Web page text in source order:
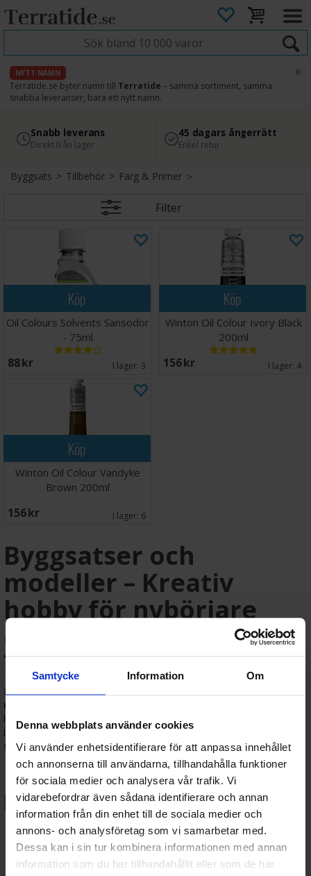
Samtycke Information Om
Denna webbplats använder cookies
Vi använder enhetsidentifierare för att anpassa innehållet
och annonserna till användarna, tillhandahålla funktioner
för sociala medier och analysera vår trafik. Vi
vidarebefordrar även sådana identifierare och annan
information från din enhet till de sociala medier och
annons- och analysföretag som vi samarbetar med.
Dessa kan i sin tur kombinera informationen med annan
information som du har tillhandahållit eller som de har
NYTT NAMN
Terratide.se byter namn till Terratide – samma sortiment, samma
snabba leveranser, bara ett nytt namn.
×
4.8
Läs omdömen på Google
Säker betalning
med Svea
Snabb leverans
Direkt från lager
45 dagars ångerrätt
Enkel retur
Byggsats>Tillbehör> Färg & Primer
Filter
Köp
Oil Colours Solvents Sansodor
- 75ml
88 SEK I lager: 3
Köp
Winton Oil Colour Ivory Black
200ml
156 SEK I lager: 4
Köp
Winton Oil Colour Vandyke
Brown 200ml
156 SEK I lager: 6
Byggsatser och
modeller – Kreativ
hobby för nybörjare
och entusiaster hos
Terratide.se
HosTerratide.sehittar du ett brett utbud av
modellbyggen
händerna. Oavsett om du är helt ny inom hobbyn eller en erfaren
byggare, har viplastmodeller, snap-fit-kit, filmfigurer och
fordonför alla intressen och färdighetsnivåer.
🔧 Populära kategorier inom
byggsatser:
Plastmodeller: Klassiska byggsatser som limmas och målas
för en realistisk finish.
Snap-fit-byggsatser: Enkla modeller som inte kräver lim –
idealiska för barn och nybörjare.